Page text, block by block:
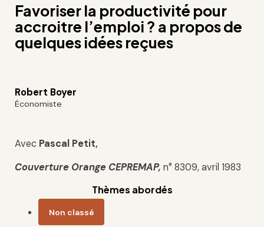
Favoriser la productivité pour
accroitre l’emploi ? a propos de
quelques idées reçues
Robert Boyer
Économiste
Avec Pascal Petit,
Couverture Orange CEPREMAP, n° 8309, avril 1983
Thèmes abordés
Non classé